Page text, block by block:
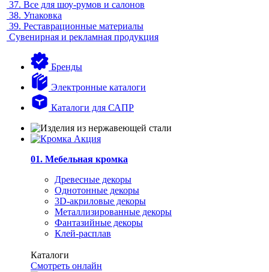
37. Все для шоу-румов и салонов
38. Упаковка
39. Реставрационные материалы
Сувенирная и рекламная продукция
Бренды
Электронные каталоги
Каталоги для САПР
01. Мебельная кромка
Древесные декоры
Однотонные декоры
3D-акриловые декоры
Металлизированные декоры
Фантазийные декоры
Клей-расплав
Каталоги
Смотреть онлайн